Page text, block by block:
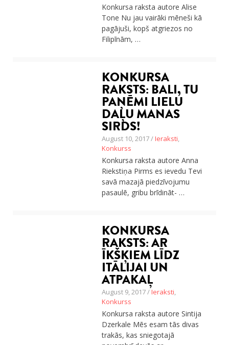
Konkursa raksta autore Alise
Tone Nu jau vairāki mēneši kā
pagājuši, kopš atgriezos no
Filipīnām, …
KONKURSA
RAKSTS: BALI, TU
PAŅĒMI LIELU
DAĻU MANAS
SIRDS!
August 10, 2017 /Ieraksti,
Konkurss
Konkursa raksta autore Anna
Riekstiņa Pirms es ievedu Tevi
savā mazajā piedzīvojumu
pasaulē, gribu brīdināt- …
KONKURSA
RAKSTS: AR
ĪKŠĶIEM LĪDZ
ITĀLIJAI UN
ATPAKAĻ
August 9, 2017 /Ieraksti,
Konkurss
Konkursa raksta autore Sintija
Dzerkale Mēs esam tās divas
trakās, kas sniegotajā